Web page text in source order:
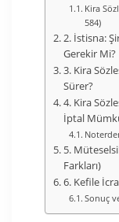
Kira
584)
2. İstisna:
Gerekir Mi?
3. Kira
Sürer?
4. Kira
İptal
5.
Farkları)
6. Kefile
Sonuç